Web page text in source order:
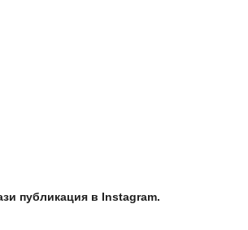
публикация в Instagram.